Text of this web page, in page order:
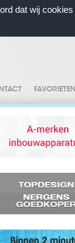
dat wij cookies
FAVORIETEN